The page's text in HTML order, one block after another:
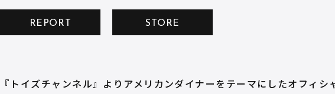
REPORT STORE
『トイズチャンネル』よりアメリカンダイナーをテーマにしたオフィ